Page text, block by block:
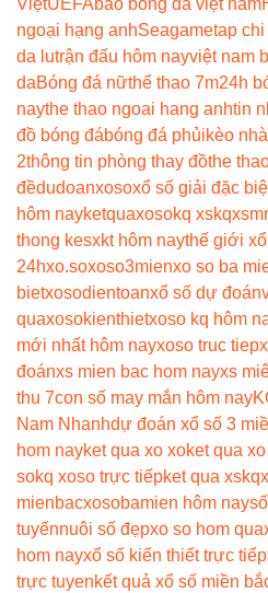
ViệtUEFAbáo bóng đá việt nam
ngoại hạng anhSeagametap
da lutrận đấu hôm nayviệt nam
daBóng đá nữthể thao 7m24h
naythe thao ngoai hang anhtin
đồ bóng đábóng đá phủikèo
2thông tin phòng thay đồthe
đềdudoanxosoxổ số giải đặc
hôm nayketquaxosokq xs
thong kesxkt hôm naythế giới
24hxo.soxoso3mienxo so ba
bietxosodientoanxổ số dự đoán
quaxosokienthietxoso kq hôm
mới nhất hôm nayxoso truc tiep
đoánxs mien bac hom nayxs
thu 7con số may mắn hôm nay
Nam Nhanhdự đoán xổ số 3
hom nayket qua xo xoket qua
sokq xoso trực tiếpket qua xs
mienbacxosobamien hôm nay
tuyếnnuôi số đẹpxo so hom qua
hom nayxổ số kiến thiết trực tiếp
trực tuyenkết quả xổ số miền